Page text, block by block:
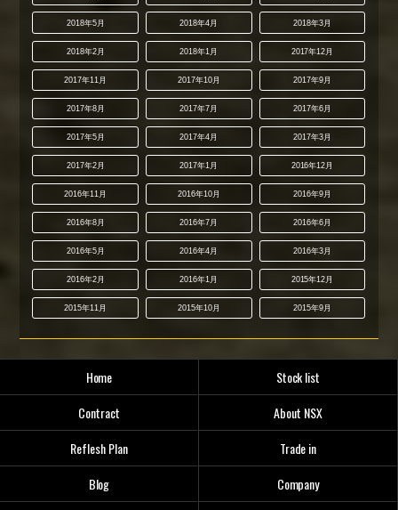
2018年5月 2018年4月 2018年3月
2018年2月 2018年1月 2017年12月
2017年11月 2017年10月 2017年9月
2017年8月 2017年7月 2017年6月
2017年5月 2017年4月 2017年3月
2017年2月 2017年1月 2016年12月
2016年11月 2016年10月 2016年9月
2016年8月 2016年7月 2016年6月
2016年5月 2016年4月 2016年3月
2016年2月 2016年1月 2015年12月
2015年11月 2015年10月 2015年9月
Home
Stock list
Contract
About NSX
Reflesh Plan
Trade in
Blog
Company